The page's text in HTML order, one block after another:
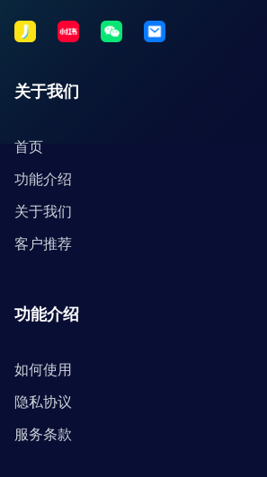
关于我们
首页
功能介绍
关于我们
客户推荐
功能介绍
如何使用
隐私协议
服务条款